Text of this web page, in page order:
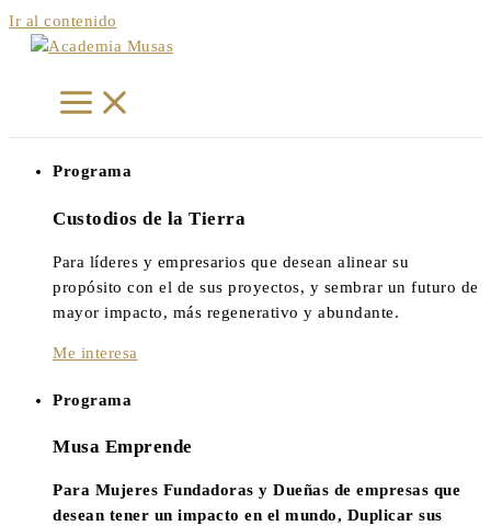
Ir al contenido
Programa
Custodios de la Tierra
Para líderes y empresarios que desean alinear su
propósito con el de sus proyectos, y sembrar un futuro de
mayor impacto, más regenerativo y abundante.
Me interesa
Programa
Musa Emprende
Para Mujeres Fundadoras y Dueñas de empresas que
desean tener un impacto en el mundo, Duplicar sus